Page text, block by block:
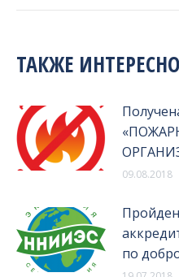
ТАКЖЕ ИНТЕРЕСНО
09.08.2018
по